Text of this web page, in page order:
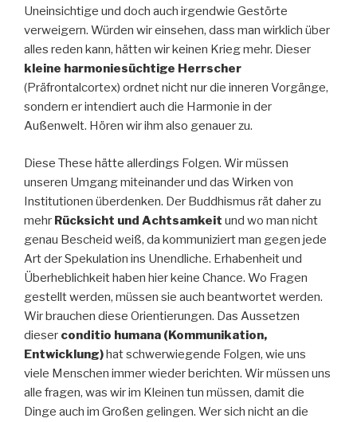
Uneinsichtige und doch auch irgendwie Gestörte
verweigern. Würden wir einsehen, dass man wirklich über
alles reden kann, hätten wir keinen Krieg mehr. Dieser
kleine harmoniesüchtige Herrscher
(Präfrontalcortex) ordnet nicht nur die inneren Vorgänge,
sondern er intendiert auch die Harmonie in der
Außenwelt. Hören wir ihm also genauer zu.
Diese These hätte allerdings Folgen. Wir müssen
unseren Umgang miteinander und das Wirken von
Institutionen überdenken. Der Buddhismus rät daher zu
mehr Rücksicht und Achtsamkeit und wo man nicht
genau Bescheid weiß, da kommuniziert man gegen jede
Art der Spekulation ins Unendliche. Erhabenheit und
Überheblichkeit haben hier keine Chance. Wo Fragen
gestellt werden, müssen sie auch beantwortet werden.
Wir brauchen diese Orientierungen. Das Aussetzen
dieser conditio humana (Kommunikation,
Entwicklung)hat schwerwiegende Folgen, wie uns
viele Menschen immer wieder berichten. Wir müssen uns
alle fragen, was wir im Kleinen tun müssen, damit die
Dinge auch im Großen gelingen. Wer sich nicht an die